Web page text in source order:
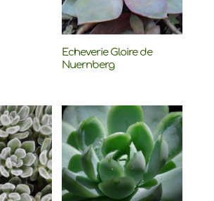
Echeverie Gloire de
Nuernberg